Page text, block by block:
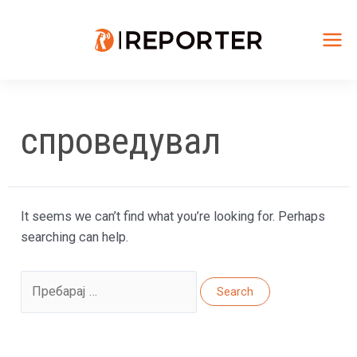
спроведувал
It seems we can’t find what you’re looking for. Perhaps
searching can help.